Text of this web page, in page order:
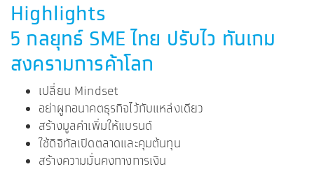
Highlights
5 กลยุทธ์ SME ไทย ปรับไว ทันเกม
สงครามการค้าโลก
เปลี่ยน Mindset
อย่าผูกอนาคตธุรกิจไว้กับแหล่งเดียว
สร้างมูลค่าเพิ่มให้แบรนด์
ใช้ดิจิทัลเปิดตลาดและคุมต้นทุน
สร้างความมั่นคงทางการเงิน